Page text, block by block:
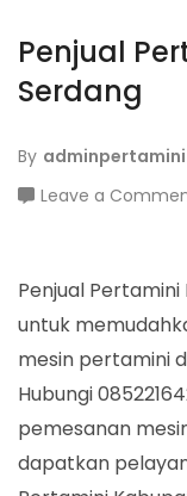
Penjual
Serdang
By adminpertamini
Leave a
Penjual
untuk
mesin pertamini
Hubungi
pemesanan
dapatkan